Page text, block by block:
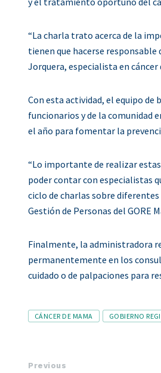
“La charla trato acerca de la
tienen que hacerse
Jorquera, especialista en
Con esta actividad, el equipo
funcionarios y de la comunidad
el año para fomentar la
“Lo importante de realizar
poder contar con especialistas
ciclo de charlas sobre
Gestión de Personas del GORE
Finalmente, la administradora
permanentemente en los
cuidado o de palpaciones para
Tags
CÁNCER DE MAMA GOBIERNO
Previous